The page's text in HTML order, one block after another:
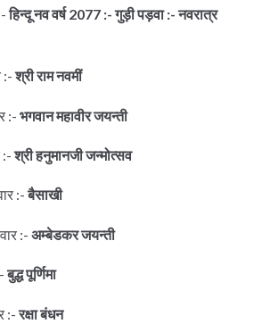
हिन्दू नव वर्ष 2077 :- गुड़ी पड़वा :- नवरात्र
:-श्री राम नवमीं
:- भगवान महावीर जयन्ती
:-श्री हनुमानजी जन्मोत्सव
:-बैसाखी
:- अम्बेडकर जयन्ती
बुद्ध पूर्णिमा
:-रक्षा बंधन